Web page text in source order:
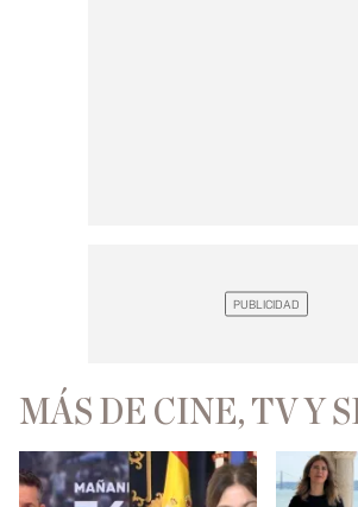
MÁS DE CINE, TV Y